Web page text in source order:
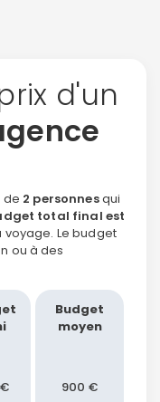
d'un
de 2 personnesqui
total final est
voyage. Le budget
ou à des
Budget
moyen
900 €